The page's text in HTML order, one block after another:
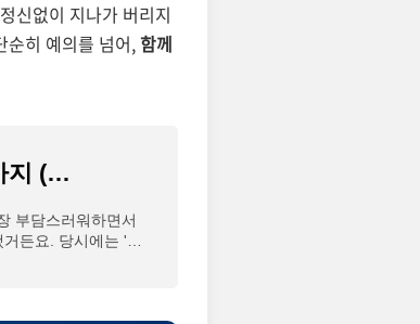
신없이 지나가 버리지
순히 예의를 넘어, 함께
상견례 인사말, 상황별 베스트 예시 10가지 (말 실수 이제 그만!)
부담스러워하면서
든요. 당시에는 '무